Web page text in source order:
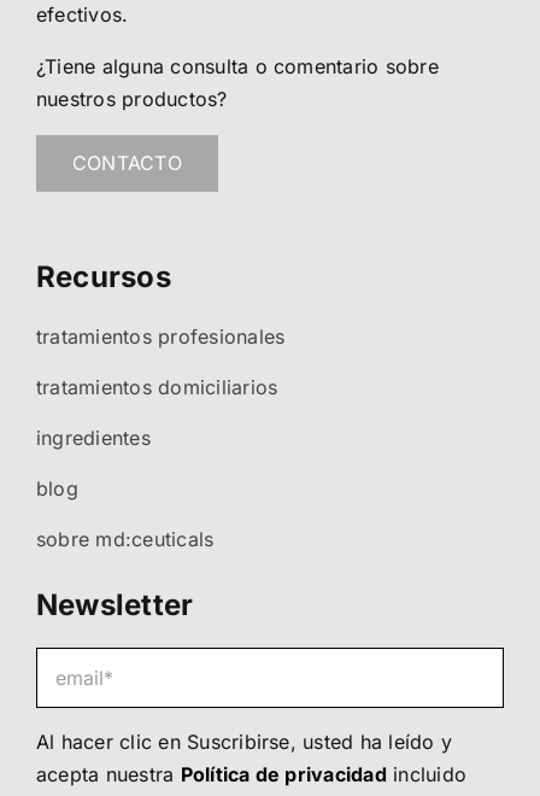
efectivos.
¿Tiene alguna consulta o comentario sobre
nuestros productos?
CONTACTO
Recursos
tratamientos profesionales
tratamientos domiciliarios
ingredientes
blog
sobre md:ceuticals
Newsletter
Al hacer clic en Suscribirse, usted ha leído y
acepta nuestra Política de privacidad incluido